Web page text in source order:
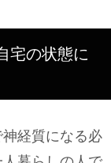
宅の状態に
経質になる必